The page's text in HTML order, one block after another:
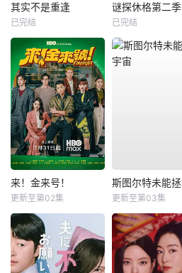
其实不是重逢
已完结
谜探休格第二季
已完结
来！金来号！
更新至第02集 更新至第03集